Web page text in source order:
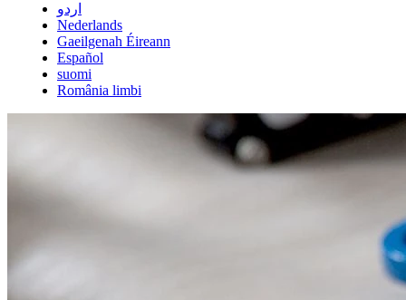
اردو
Nederlands
Gaeilgenah Éireann
Español
suomi
România limbi